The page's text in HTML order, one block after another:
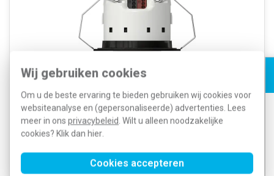
Wij gebruiken cookies
Om u de beste ervaring te bieden gebruiken wij cookies voor
websiteanalyse en (gepersonaliseerde) advertenties. Lees
meer in ons privacybeleid . Wilt u alleen noodzakelijke
cookies? Klik dan hier
Cookies accepteren
Gira 2221550 is een KNX-presentiemelder voor plafondinbouw. De
360°-registratie detecteert aanwezigheid en beweging en stuurt
verlichting aan. Inbouw zonder installatiedoos is mogelijk; KNX
Secure en busaansluiting zijn geïntegreerd.
Meer informatie »
170,73
4010337129653